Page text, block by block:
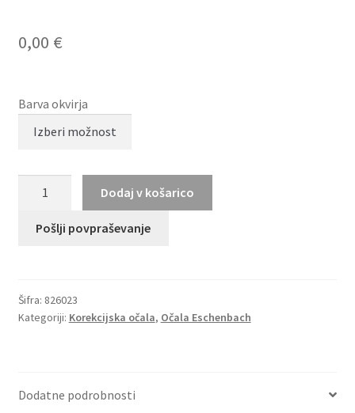
0,00 €
Barva okvirja
količina
Dodaj v košarico
Pošlji povpraševanje
Šifra: 826023
Kategoriji: Korekcijska očala, Očala Eschenbach
Dodatne podrobnosti